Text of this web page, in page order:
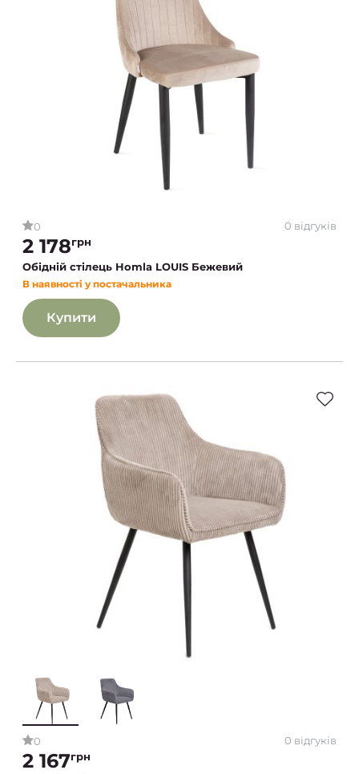
0 0 відгуків
2 178грн
Обідній стілець Homla LOUIS Бежевий
В наявності у постачальника
Купити
0 0 відгуків
2 167грн